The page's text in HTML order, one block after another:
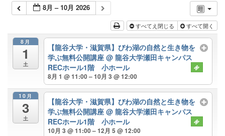
8月 – 10月 2026
すべてえ閉じる すべて開く
8月
1
土
【龍谷大学・滋賀県】びわ湖の自然と生き物を
学ぶ無料公開講座@ 龍谷大学瀬田キャンパス
RECホール1階 小ホール
8月 1 @ 11:00 – 10月 3 @ 12:00
10月
3
土
【龍谷大学・滋賀県】びわ湖の自然と生き物を
学ぶ無料公開講座@ 龍谷大学瀬田キャンパス
RECホール1階 小ホール
10月 3 @ 11:00 – 12月 5 @ 12:00